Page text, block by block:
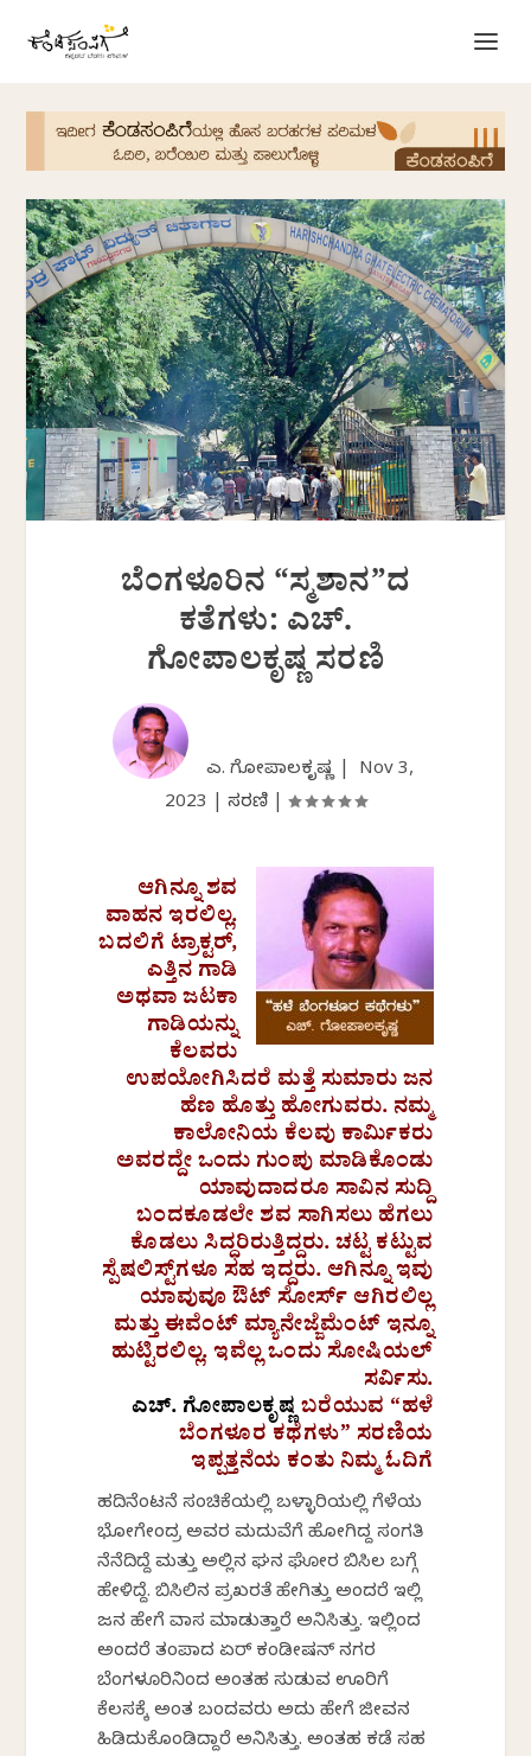
ಬೆಂಗಳೂರಿನ “ಸ್ಮಶಾನ”ದ
ಕತೆಗಳು: ಎಚ್.
ಗೋಪಾಲಕೃಷ್ಣ ಸರಣಿ
ಎಚ್. ಗೋಪಾಲಕೃಷ್ಣ | Nov 3,
2023
ಸರಣಿ
ಆಗಿನ್ನೂ ಶವ
ವಾಹನ ಇರಲಿಲ್ಲ.
ಬದಲಿಗೆ ಟ್ರಾಕ್ಟರ್,
ಎತ್ತಿನ ಗಾಡಿ
ಅಥವಾ ಜಟಕಾ
ಗಾಡಿಯನ್ನು
ಕೆಲವರು
ಉಪಯೋಗಿಸಿದರೆ ಮತ್ತೆ ಸುಮಾರು ಜನ
ಹೆಣ ಹೊತ್ತು ಹೋಗುವರು. ನಮ್ಮ
ಕಾಲೋನಿಯ ಕೆಲವು ಕಾರ್ಮಿಕರು
ಅವರದ್ದೇ ಒಂದು ಗುಂಪು ಮಾಡಿಕೊಂಡು
ಯಾವುದಾದರೂ ಸಾವಿನ ಸುದ್ದಿ
ಬಂದಕೂಡಲೇ ಶವ ಸಾಗಿಸಲು ಹೆಗಲು
ಕೊಡಲು ಸಿದ್ಧರಿರುತ್ತಿದ್ದರು. ಚಟ್ಟ ಕಟ್ಟುವ
ಸ್ಪೆಷಲಿಸ್ಟ್‌ಗಳೂ ಸಹ ಇದ್ದರು. ಆಗಿನ್ನೂ ಇವು
ಯಾವುವೂ ಔಟ್ ಸೋರ್ಸ್ ಆಗಿರಲಿಲ್ಲ
ಮತ್ತು ಈವೆಂಟ್ ಮ್ಯಾನೇಜ್ಜೆಮೆಂಟ್ ಇನ್ನೂ
ಹುಟ್ಟಿರಲಿಲ್ಲ. ಇವೆಲ್ಲ ಒಂದು ಸೋಷಿಯಲ್
ಸರ್ವಿಸು.
ಎಚ್. ಗೋಪಾಲಕೃಷ್ಣಬರೆಯುವ “ಹಳೆ
ಬೆಂಗಳೂರ ಕಥೆಗಳು” ಸರಣಿಯ
ಇಪ್ಪತ್ತನೆಯ ಕಂತು ನಿಮ್ಮ ಓದಿಗೆ
ಹದಿನೆಂಟನೆ ಸಂಚಿಕೆಯಲ್ಲಿ ಬಳ್ಳಾರಿಯಲ್ಲಿ ಗೆಳೆಯ
ಭೋಗೇಂದ್ರ ಅವರ ಮದುವೆಗೆ ಹೋಗಿದ್ದ ಸಂಗತಿ
ನೆನೆದಿದ್ದೆ ಮತ್ತು ಅಲ್ಲಿನ ಘನ ಘೋರ ಬಿಸಿಲ ಬಗ್ಗೆ
ಹೇಳಿದ್ದೆ. ಬಿಸಿಲಿನ ಪ್ರಖರತೆ ಹೇಗಿತ್ತು ಅಂದರೆ ಇಲ್ಲಿ
ಜನ ಹೇಗೆ ವಾಸ ಮಾಡುತ್ತಾರೆ ಅನಿಸಿತ್ತು. ಇಲ್ಲಿಂದ
ಅಂದರೆ ತಂಪಾದ ಏರ್ ಕಂಡೀಷನ್ ನಗರ
ಬೆಂಗಳೂರಿನಿಂದ ಅಂತಹ ಸುಡುವ ಊರಿಗೆ
ಕೆಲಸಕ್ಕೆ ಅಂತ ಬಂದವರು ಅದು ಹೇಗೆ ಜೀವನ
ಹಿಡಿದುಕೊಂಡಿದ್ದಾರೆ ಅನಿಸಿತ್ತು. ಅಂತಹ ಕಡೆ ಸಹ